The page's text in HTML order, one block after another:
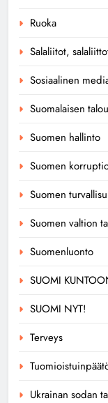
Ruoka
Salaliitot,
Sosiaalinen
Suomalaisen
Suomen hallinto
Suomen
Suomen
Suomen valtion
Suomenluonto
SUOMI
SUOMI NYT!
Terveys
Ukrainan sodan